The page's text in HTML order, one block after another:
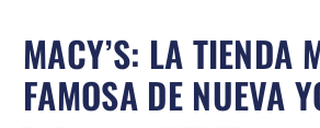
MACY’S: LA TIENDA
FAMOSA DE NUEVA